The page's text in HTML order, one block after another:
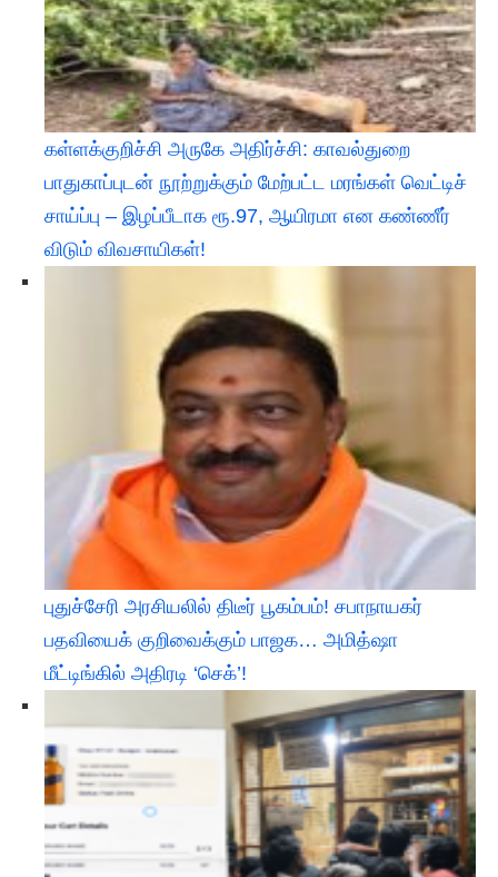
கள்ளக்குறிச்சி அருகே அதிர்ச்சி: காவல்துறை
பாதுகாப்புடன் நூற்றுக்கும் மேற்பட்ட மரங்கள் வெட்டிச்
சாய்ப்பு – இழப்பீடாக ரூ.97, ஆயிரமா என கண்ணீர்
விடும் விவசாயிகள்!
புதுச்சேரி அரசியலில் திடீர் பூகம்பம்! சபாநாயகர்
பதவியைக் குறிவைக்கும் பாஜக… அமித்ஷா
மீட்டிங்கில் அதிரடி ‘செக்’!